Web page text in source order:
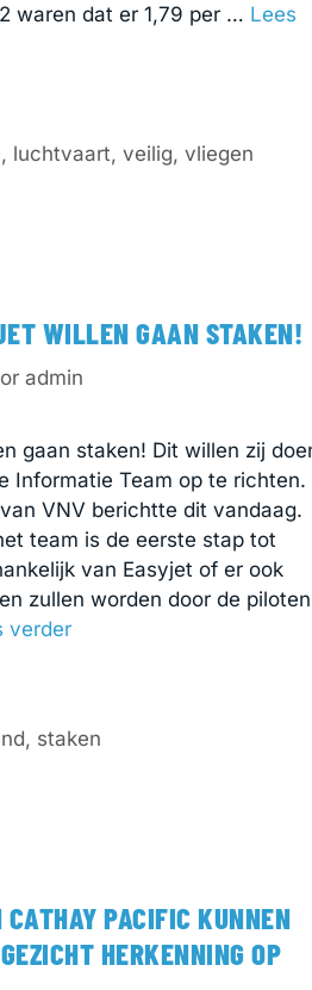
waren dat er 1,79 per … Lees
, luchtvaart,veilig,vliegen
WILLEN GAAN STAKEN!
admin
gaan staken! Dit willen zij
Informatie Team op te richten.
VNV berichtte dit vandaag.
team is de eerste stap tot
van Easyjet of er ook
zullen worden door de
verder
, staken
CATHAY PACIFIC KUNNEN
HERKENNING OP